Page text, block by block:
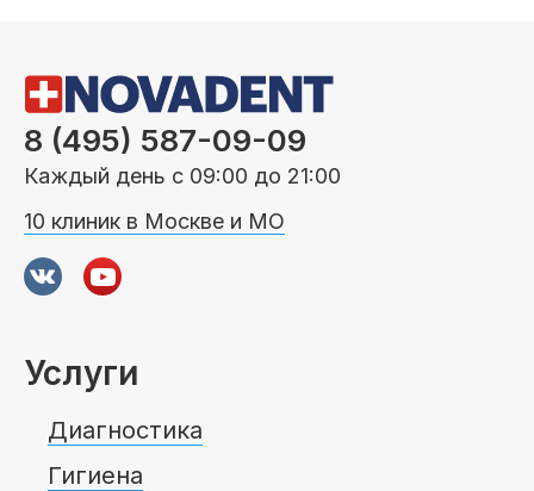
8 (495) 587-09-09
Каждый день с 09:00 до 21:00
10 клиник в Москве и МО
Услуги
Диагностика
Гигиена